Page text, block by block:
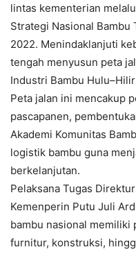
lintas kementerian
Strategi Nasional
2022. Menindaklanjuti
tengah menyusun peta
Industri Bambu
Peta jalan ini mencakup
pascapanen,
Akademi Komunitas
logistik bambu guna
berkelanjutan.
Pelaksana Tugas
Kemenperin Putu Juli
bambu nasional memiliki
furnitur, konstruksi,